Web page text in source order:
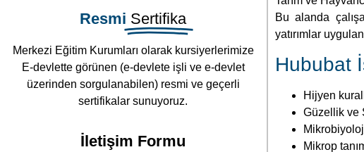
İletişim Formu
Güzellik ve
Mikrop
Çeşitleri
Bakteri
Virüs
Mantar
Parazit
Yaşama ve